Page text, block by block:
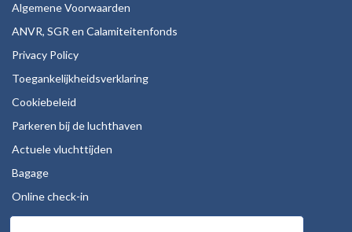
Algemene Voorwaarden
ANVR, SGR en Calamiteitenfonds
Privacy Policy
Toegankelijkheidsverklaring
Cookiebeleid
Parkeren bij de luchthaven
Actuele vluchttijden
Bagage
Online check-in
Stoelreservering